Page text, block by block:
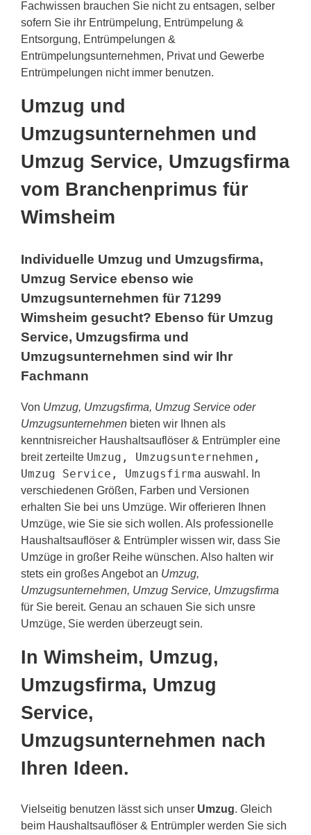
Fachwissen brauchen Sie nicht zu entsagen, selber
sofern Sie ihr Entrümpelung, Entrümpelung &
Entsorgung, Entrümpelungen &
Entrümpelungsunternehmen, Privat und Gewerbe
Entrümpelungen nicht immer benutzen.
Umzug und
Umzugsunternehmen und
Umzug Service, Umzugsfirma
vom Branchenprimus für
Wimsheim
Individuelle Umzug und Umzugsfirma,
Umzug Service ebenso wie
Umzugsunternehmen für 71299
Wimsheim gesucht? Ebenso für Umzug
Service, Umzugsfirma und
Umzugsunternehmen sind wir Ihr
Fachmann
Von Umzug, Umzugsfirma, Umzug Service oder
Umzugsunternehmen bieten wir Ihnen als
kenntnisreicher Haushaltsauflöser & Entrümpler eine
breit zerteilte Umzug, Umzugsunternehmen,
Umzug Service, Umzugsfirma auswahl. In
verschiedenen Größen, Farben und Versionen
erhalten Sie bei uns Umzüge. Wir offerieren Ihnen
Umzüge, wie Sie sie sich wollen. Als professionelle
Haushaltsauflöser & Entrümpler wissen wir, dass Sie
Umzüge in großer Reihe wünschen. Also halten wir
stets ein großes Angebot an Umzug,
Umzugsunternehmen, Umzug Service, Umzugsfirma
für Sie bereit. Genau an schauen Sie sich unsre
Umzüge, Sie werden überzeugt sein.
In Wimsheim, Umzug,
Umzugsfirma, Umzug
Service,
Umzugsunternehmen nach
Ihren Ideen.
Vielseitig benutzen lässt sich unser Umzug. Gleich
beim Haushaltsauflöser & Entrümpler werden Sie sich